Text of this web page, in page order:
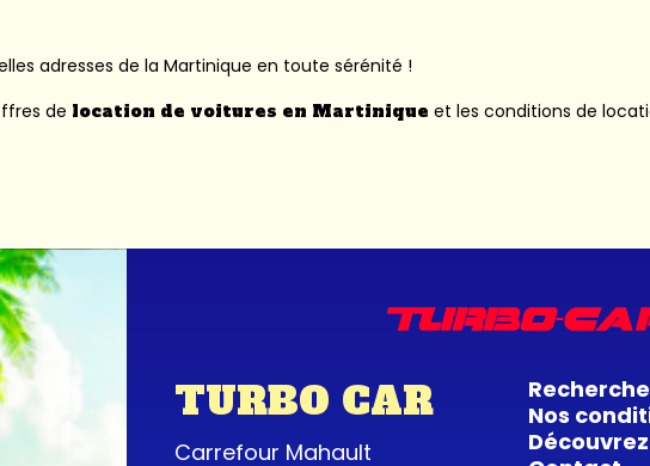
adresses de la Martinique en toute sérénité !
de location de voitures en Martinique et les conditions de
TURBO CAR
Carrefour Mahault
Nos